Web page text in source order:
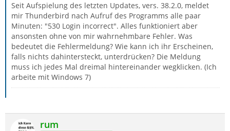
Seit Aufspielung des letzten Updates, vers. 38.2.0, meldet
mir Thunderbird nach Aufruf des Programms alle paar
Minuten: "530 Login incorrect". Alles funktioniert aber
ansonsten ohne von mir wahrnehmbare Fehler. Was
bedeutet die Fehlermeldung? Wie kann ich ihr Erscheinen,
falls nichts dahintersteckt, unterdrücken? Die Meldung
muss ich jedes Mal dreimal hintereinander wegklicken. (Ich
arbeite mit Windows 7)
rum